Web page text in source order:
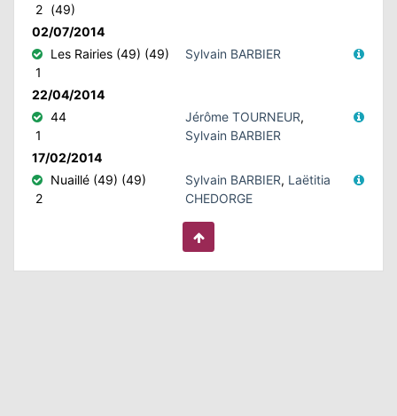
2 (49)
02/07/2014
1
Les Rairies (49) (49) Sylvain BARBIER
22/04/2014
1
44 Jérôme TOURNEUR,
Sylvain BARBIER
17/02/2014
2
Nuaillé (49) (49) Sylvain BARBIER, Laëtitia
CHEDORGE